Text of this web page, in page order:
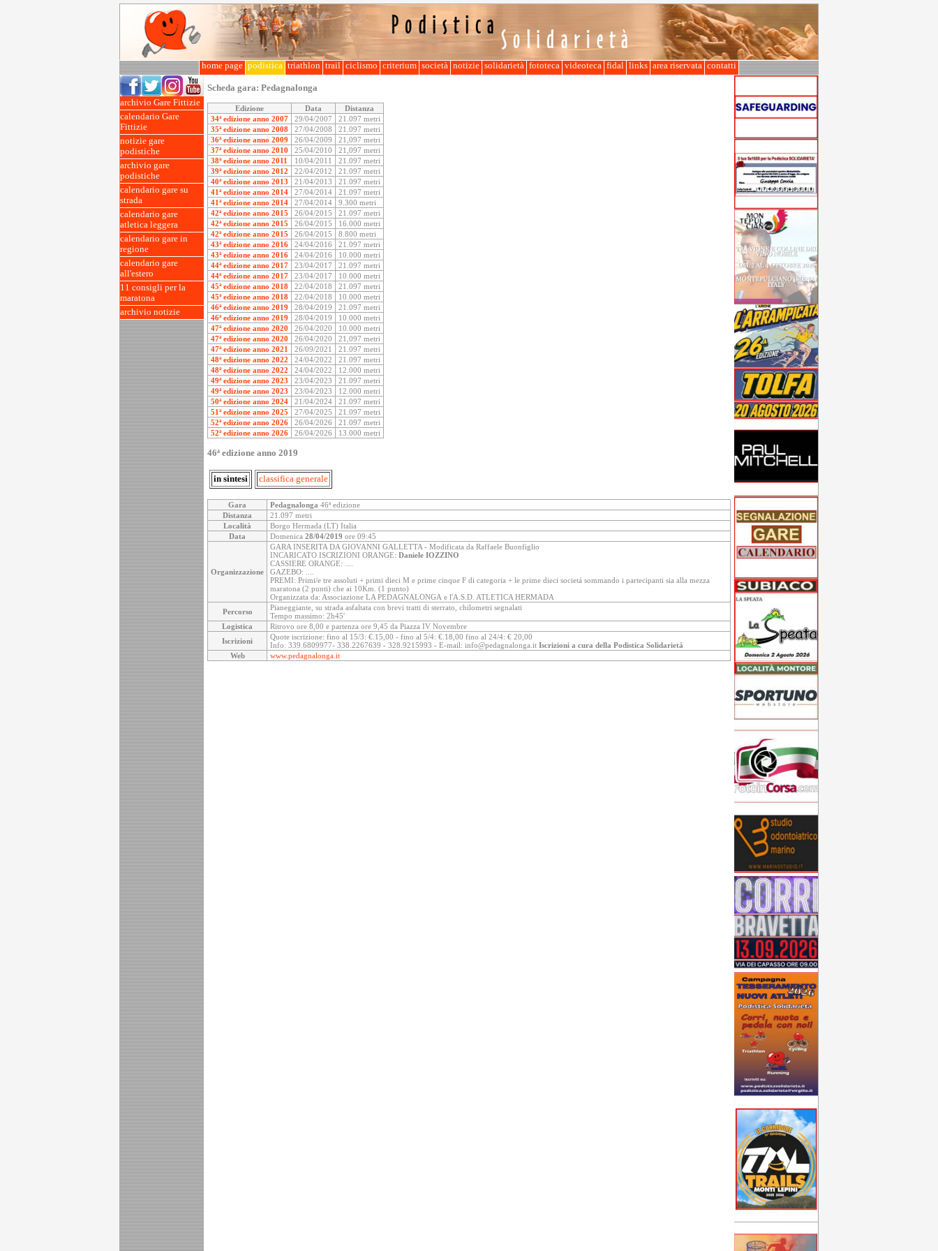
home page podistica triathlon trail ciclismo criterium società notizie solidarietà fototeca videoteca fidal links area riservata contatti
archivio Gare Fittizie
calendario Gare
Fittizie
notizie gare
podistiche
archivio gare
podistiche
calendario gare su
strada
calendario gare
atletica leggera
calendario gare in
regione
calendario gare
all'estero
11 consigli per la
maratona
archivio notizie
Scheda gara: Pedagnalonga
Edizione Data
Distanza
34ª edizione anno 2007
29/04/2007
21.097 metri
35ª edizione anno 2008
27/04/2008
21.097 metri
36ª edizione anno 2009
26/04/2009
21,097 metri
37ª edizione anno 2010
25/04/2010
21,097 metri
38ª edizione anno 2011
10/04/2011
21.097 metri
39ª edizione anno 2012
22/04/2012
21.097 metri
40ª edizione anno 2013
21/04/2013
21.097 metri
41ª edizione anno 2014
27/04/2014
21.097 metri
41ª edizione anno 2014
27/04/2014
9.300 metri
42ª edizione anno 2015
26/04/2015
21.097 metri
42ª edizione anno 2015
26/04/2015
16.000 metri
42ª edizione anno 2015
26/04/2015
8.800 metri
43ª edizione anno 2016
24/04/2016
21.097 metri
43ª edizione anno 2016
24/04/2016
10.000 metri
44ª edizione anno 2017
23/04/2017
21.097 metri
44ª edizione anno 2017
23/04/2017
10.000 metri
45ª edizione anno 2018
22/04/2018
21.097 metri
45ª edizione anno 2018
22/04/2018
10.000 metri
46ª edizione anno 2019
28/04/2019
21.097 metri
46ª edizione anno 2019
28/04/2019
10.000 metri
47ª edizione anno 2020
26/04/2020
10.000 metri
47ª edizione anno 2020
26/04/2020
21,097 metri
47ª edizione anno 2021
26/09/2021
21.097 metri
48ª edizione anno 2022
24/04/2022
21.097 metri
48ª edizione anno 2022
24/04/2022
12.000 metri
49ª edizione anno 2023
23/04/2023
21.097 metri
49ª edizione anno 2023
23/04/2023
12.000 metri
50ª edizione anno 2024
21/04/2024
21.097 metri
51ª edizione anno 2025
27/04/2025
21.097 metri
52ª edizione anno 2026
26/04/2026
21.097 metri
52ª edizione anno 2026
26/04/2026 13.000 metri
46ª edizione anno 2019
in sintesi classifica generale
Gara Pedagnalonga 46ª edizione
Distanza
21.097 metri
Località
Borgo Hermada (LT) Italia
Data
Domenica 28/04/2019 ore 09:45
Organizzazione
GARA INSERITA DA GIOVANNI GALLETTA - Modificata da Raffaele Buonfiglio
INCARICATO ISCRIZIONI ORANGE: Daniele IOZZINO
CASSIERE ORANGE: ....
GAZEBO: ....
PREMI: Primi/e tre assoluti + primi dieci M e prime cinque F di categoria + le prime dieci societá sommando i partecipanti sia alla mezza
maratona (2 punti) che ai 10Km. (1 punto)
Organizzata da: Associazione LA PEDAGNALONGA e l'A.S.D. ATLETICA HERMADA
Percorso
Pianeggiante, su strada asfaltata con brevi tratti di sterrato, chilometri segnalati
Tempo massimo: 2h45'
Logistica
Ritrovo ore 8,00 e partenza ore 9,45 da Piazza IV Novembre
Iscrizioni
Quote iscrizione: fino al 15/3: €.15,00 - fino al 5/4: €.18,00 fino al 24/4: € 20,00
Info: 339.6809977- 338.2267639 - 328.9215993 - E-mail: info@pedagnalonga.it Iscrizioni a cura della Podistica Solidarietá
Web
www.pedagnalonga.it